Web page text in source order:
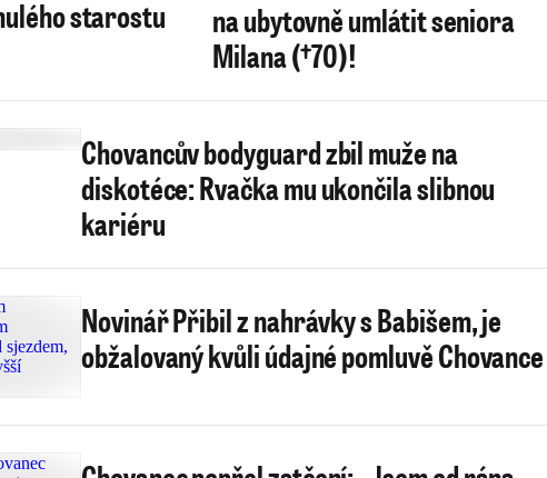
starostu
na ubytovně umlátit seniora
Milana (†70)!
Chovancův bodyguard zbil muže na
diskotéce: Rvačka mu ukončila slibnou
kariéru
Novinář Přibil z nahrávky s Babišem, je
obžalovaný kvůli údajné pomluvě Chovance